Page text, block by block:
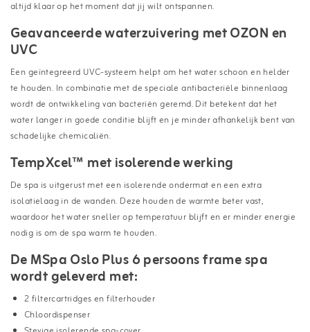
altijd klaar op het moment dat jij wilt ontspannen.
Geavanceerde waterzuivering met OZON en
UVC
Een geïntegreerd UVC-systeem helpt om het water schoon en helder
te houden. In combinatie met de speciale antibacteriële binnenlaag
wordt de ontwikkeling van bacteriën geremd. Dit betekent dat het
water langer in goede conditie blijft en je minder afhankelijk bent van
schadelijke chemicaliën.
TempXcel™ met isolerende werking
De spa is uitgerust met een isolerende ondermat en een extra
isolatielaag in de wanden. Deze houden de warmte beter vast,
waardoor het water sneller op temperatuur blijft en er minder energie
nodig is om de spa warm te houden.
De MSpa Oslo Plus 6 persoons frame spa
wordt geleverd met:
2 filtercartridges en filterhouder
Chloordispenser